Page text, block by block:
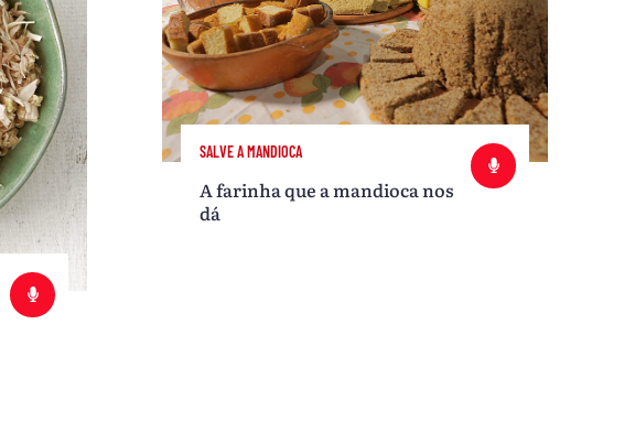
SALVE A MANDIOCA
A farinha que a mandioca nos
dá